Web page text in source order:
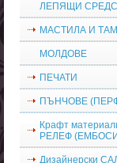
ЛЕПЯЩИ
МАСТИЛА И
МОЛДОВЕ
ПЕЧАТИ
ПЪНЧОВЕ
Крафт
РЕЛЕФ
Дизайнерски